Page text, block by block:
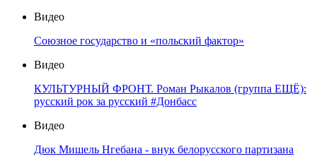
Видео
Союзное государство и «польский фактор»
Видео
КУЛЬТУРНЫЙ ФРОНТ. Роман Рыкалов (группа ЕЩЁ):
русский рок за русский #Донбасс
Видео
Дюк Мишель Нгебана - внук белорусского партизана